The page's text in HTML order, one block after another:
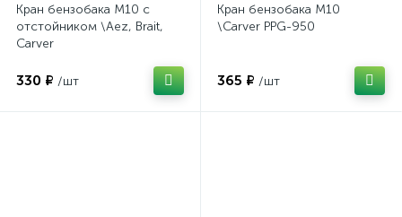
Кран бензобака М10 с
отстойником \Aez, Brait,
Carver
330 ₽ /шт
Кран бензобака М10
\Carver PPG-950
365 ₽ /шт